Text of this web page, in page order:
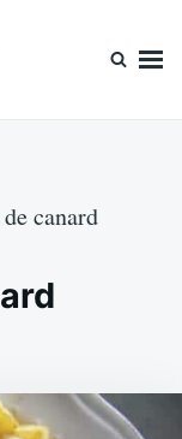
canard